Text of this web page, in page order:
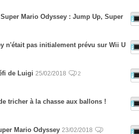
Mario Odyssey : Jump Up, Super
n'était pas initialement prévu sur Wii U
de Luigi 25/02/2018 2
tricher à la chasse aux ballons !
Mario Odyssey 23/02/2018